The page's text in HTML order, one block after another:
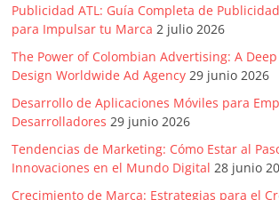
Publicidad ATL: Guía Completa de
para Impulsar tu Marca 2 julio 2026
The Power of Colombian Advertising: A
Design Worldwide Ad Agency 29 junio 2026
Desarrollo de Aplicaciones Móviles para
Desarrolladores 29 junio 2026
Tendencias de Marketing: Cómo Estar al
Innovaciones en el Mundo Digital 28 junio
Crecimiento de Marca: Estrategias para el